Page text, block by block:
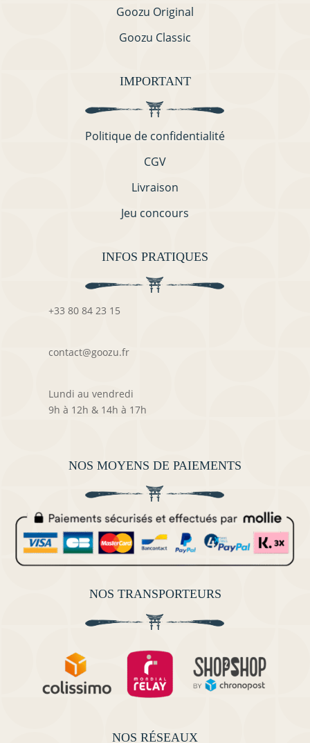
Goozu Original
Goozu Classic
IMPORTANT
Politique de confidentialité
CGV
Livraison
Jeu concours
INFOS PRATIQUES
+33 80 84 23 15
contact@goozu.fr
Lundi au vendredi
9h à 12h & 14h à 17h
NOS MOYENS DE PAIEMENTS
NOS TRANSPORTEURS
NOS RÉSEAUX